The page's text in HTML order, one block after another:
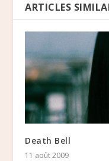
ARTICLES
Death Bell
11 août 2009